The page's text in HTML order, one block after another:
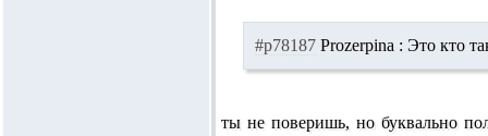
#p78187 Prozerpina : Это кто
ты не поверишь, но буквально